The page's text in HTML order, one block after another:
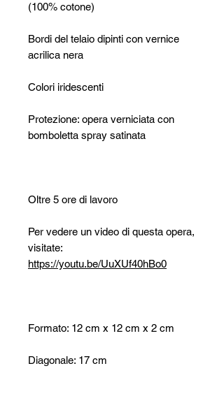
(100% cotone)
Bordi del telaio dipinti con vernice
acrilica nera
Colori iridescenti
Protezione: opera verniciata con
bomboletta spray satinata
Oltre 5 ore di lavoro
Per vedere un video di questa opera,
visitate:
https://youtu.be/UuXUf40hBo0
Formato: 12 cm x 12 cm x 2 cm
Diagonale: 17 cm